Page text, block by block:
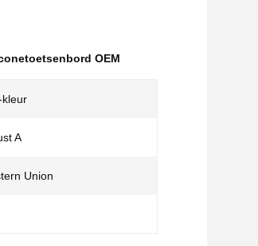
OEM
kleur
A
Union